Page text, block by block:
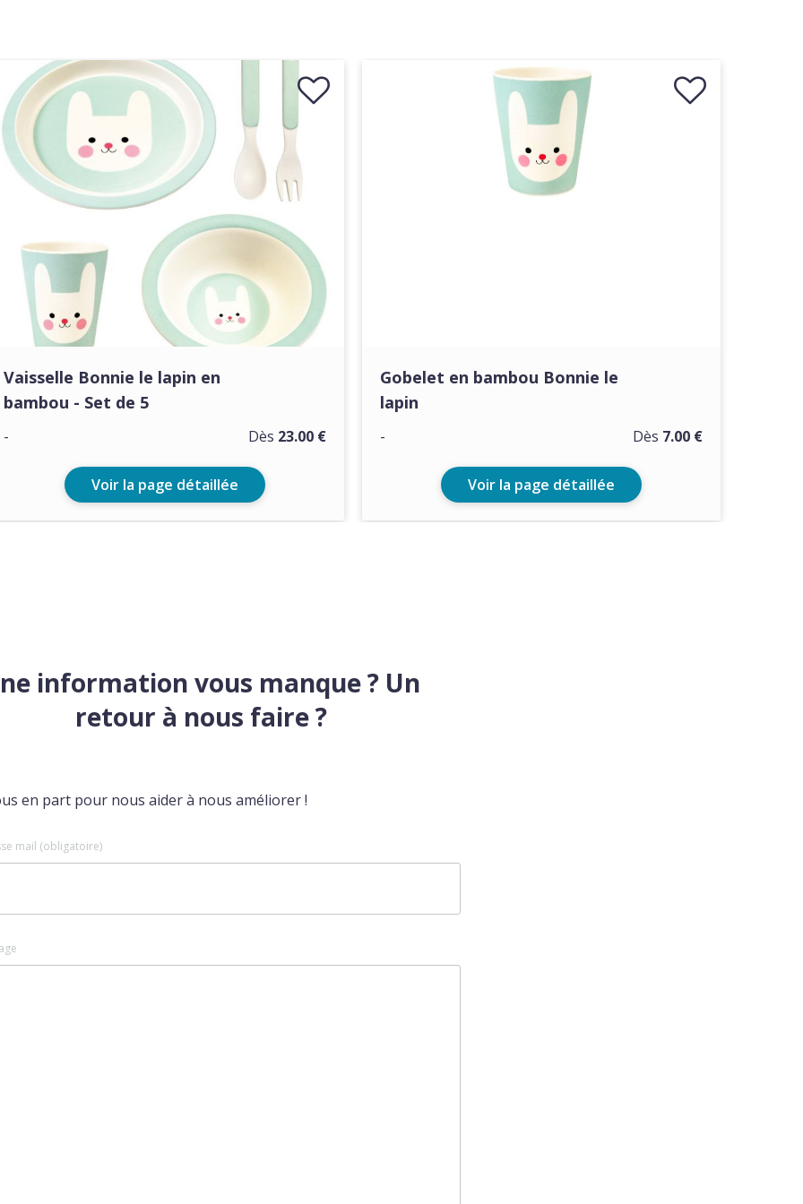
Vaisselle Bonnie le lapin en
bambou - Set de 5
Dès 23.00 €
-
Voir la page détaillée
Gobelet en bambou Bonnie le
lapin
Dès 7.00 €
-
Voir la page détaillée
information vous manque ? Un
retour à nous faire ?
en part pour nous aider à nous améliorer !
mail (obligatoire)